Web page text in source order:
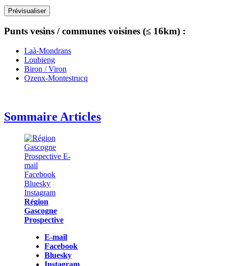
Punts vesins / communes voisines (≤ 16km) :
Laà-Mondrans
Loubieng
Biron / Viron
Ozenx-Montestrucq
Sommaire Articles
Région
Gascogne
Prospective
E-mail
Facebook
Bluesky
Instagram